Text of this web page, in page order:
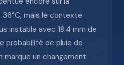
mais le contexte
instable avec 18.4 mm de
probabilité de pluie de
marque un changement